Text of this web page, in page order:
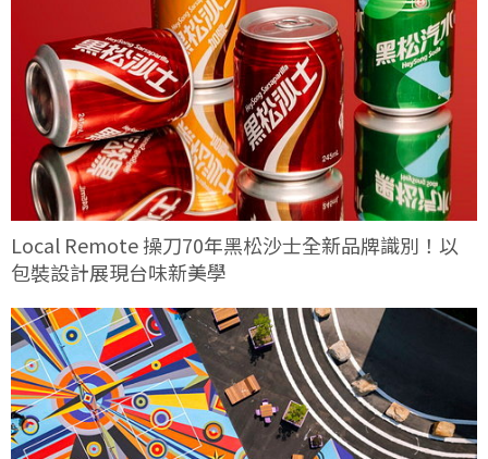
Local Remote 操刀70年黑松沙士全新品牌識別！以
包裝設計展現台味新美學